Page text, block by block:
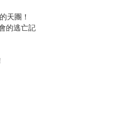
天團！
的逃亡記